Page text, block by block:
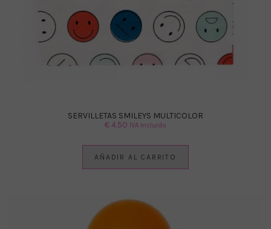
SERVILLETAS SMILEYS MULTICOLOR
€4.50 IVA Incluido
AÑADIR AL CARRITO